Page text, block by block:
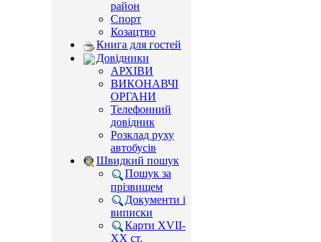
район
Спорт
Козацтво
Книга для гостей
Довідники
АРХІВИ
ВИКОНАВЧІ
ОРГАНИ
Телефонний
довідник
Розклад руху
автобусів
Швидкий пошук
Пошук за
прізвищем
Документи і
виписки
Карти XVII-
XX ст.